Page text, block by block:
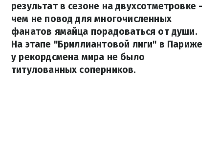
результат в сезоне на двухсотметровке -
чем не повод для многочисленных
фанатов ямайца порадоваться от души.
На этапе "Бриллиантовой лиги" в Париже
у рекордсмена мира не было
титулованных соперников.